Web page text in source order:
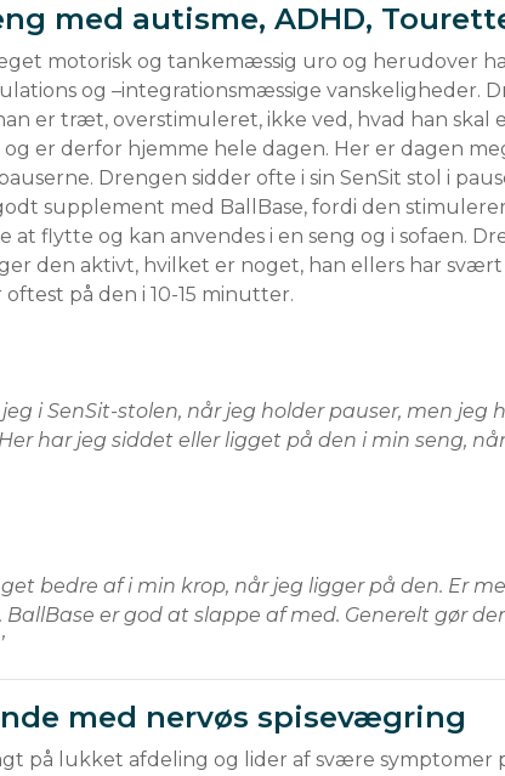
med autisme, ADHD,
motorisk og tankemæssig uro og herudover
og –integrationsmæssige vanskeligheder.
er træt, overstimuleret, ikke ved, hvad han skal
er derfor hjemme hele dagen. Her er dagen
Drengen sidder ofte i sin SenSit stol i
supplement med BallBase, fordi den
at flytte og kan anvendes i en seng og i sofaen.
den aktivt, hvilket er noget, han ellers har
jeg i SenSit-stolen, når jeg holder pauser, men
har jeg siddet eller ligget på den i min seng,
bedre af i min krop, når jeg ligger på den. Er
BallBase er god at slappe af med. Generelt gør
med nervøs spisevægring
på lukket afdeling og lider af svære symptomer